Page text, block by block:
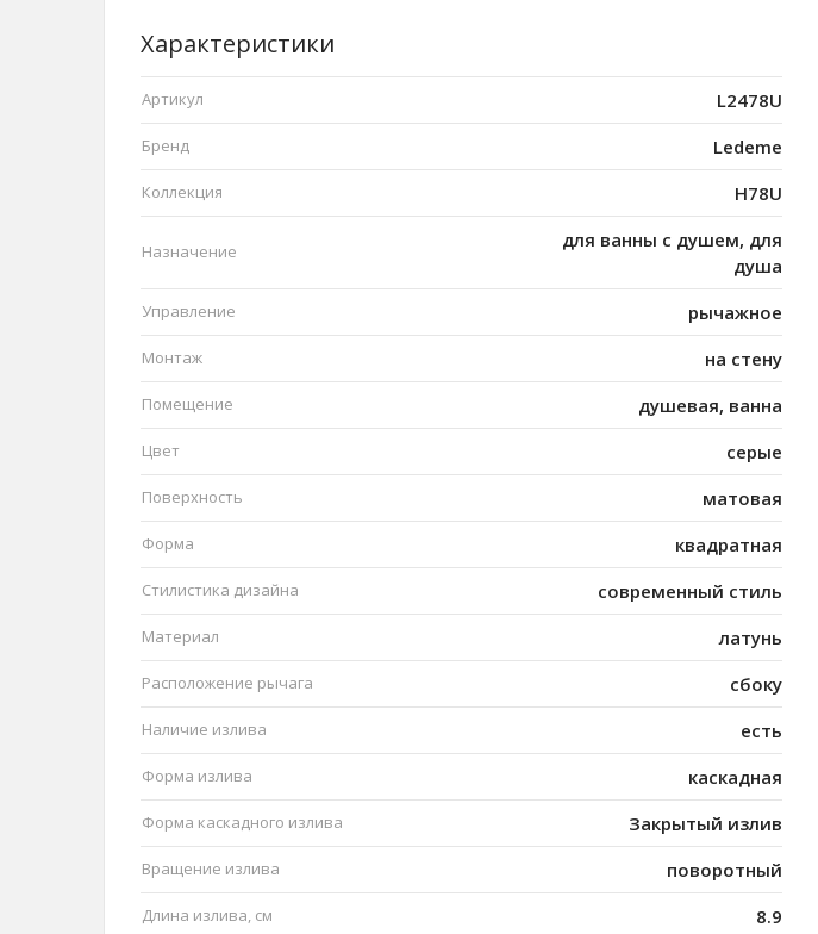
Характеристики
Артикул L2478U
Бренд Ledeme
Коллекция H78U
Назначение
для ванны с душем, для
душа
Управление рычажное
Монтаж на стену
Помещение душевая, ванна
Цвет серые
Поверхность матовая
Форма квадратная
Стилистика дизайна современный стиль
Материал латунь
Расположение рычага сбоку
Наличие излива есть
Форма излива каскадная
Форма каскадного излива Закрытый излив
Вращение излива поворотный
Длина излива, см 8.9